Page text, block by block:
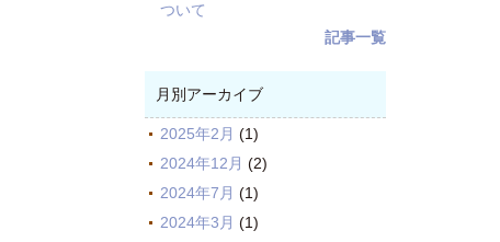
ついて
記事一覧
月別アーカイブ
2025年2月 (1)
2024年12月 (2)
2024年7月 (1)
2024年3月 (1)